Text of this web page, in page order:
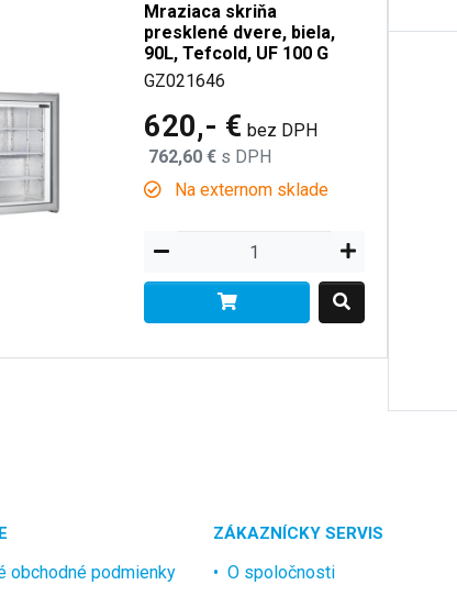
Mraziaca skriňa
presklené dvere, biela,
90L, Tefcold, UF 100 G
GZ021646
620,- € bez DPH
762,60 € s DPH
Na externom sklade
obchodné podmienky
ZÁKAZNÍCKY SERVIS
O spoločnosti